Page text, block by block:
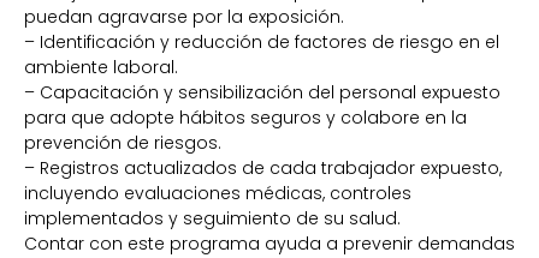
puedan agravarse por la exposición.
– Identificación y reducción de factores de riesgo en el
ambiente laboral.
– Capacitación y sensibilización del personal expuesto
para que adopte hábitos seguros y colabore en la
prevención de riesgos.
– Registros actualizados de cada trabajador expuesto,
incluyendo evaluaciones médicas, controles
implementados y seguimiento de su salud.
Contar con este programa ayuda a prevenir demandas